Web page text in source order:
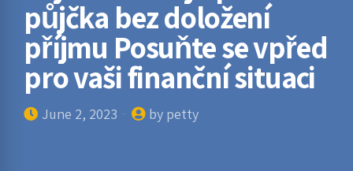
půjčka bez doložení
příjmu Posuňte se vpřed
pro vaši finanční situaci
June 2, 2023 by petty